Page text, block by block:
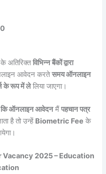
अतिरिक्तविभिन्न बैंकों द्वारा
आवेदन करतेसमय ऑनलाइन
के रूप में लेलिया जाएगा।
कि ऑनलाइन आवेदनमैंपहचान पत्र
है तो उन्हें Biometric Fee के
Vacancy 2025 – Education